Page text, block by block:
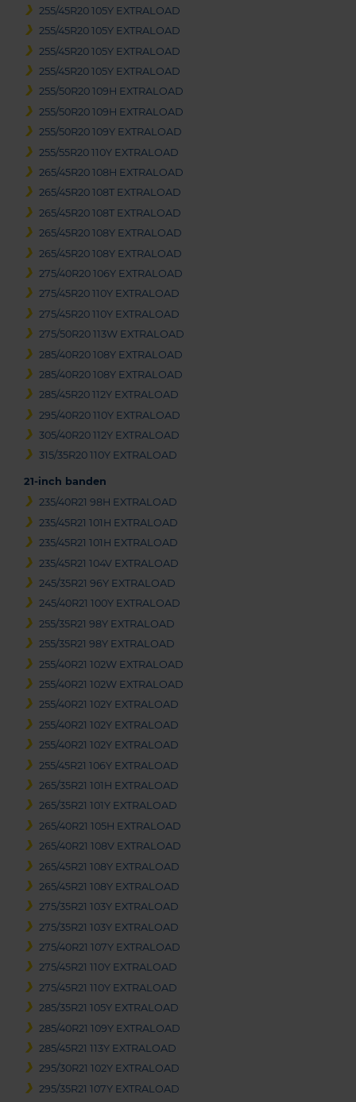
255/45R20 105Y EXTRALOAD
255/45R20 105Y EXTRALOAD
255/45R20 105Y EXTRALOAD
255/45R20 105Y EXTRALOAD
255/50R20 109H EXTRALOAD
255/50R20 109H EXTRALOAD
255/50R20 109Y EXTRALOAD
255/55R20 110Y EXTRALOAD
265/45R20 108H EXTRALOAD
265/45R20 108T EXTRALOAD
265/45R20 108T EXTRALOAD
265/45R20 108Y EXTRALOAD
265/45R20 108Y EXTRALOAD
275/40R20 106Y EXTRALOAD
275/45R20 110Y EXTRALOAD
275/45R20 110Y EXTRALOAD
275/50R20 113W EXTRALOAD
285/40R20 108Y EXTRALOAD
285/40R20 108Y EXTRALOAD
285/45R20 112Y EXTRALOAD
295/40R20 110Y EXTRALOAD
305/40R20 112Y EXTRALOAD
315/35R20 110Y EXTRALOAD
21-inch banden
235/40R21 98H EXTRALOAD
235/45R21 101H EXTRALOAD
235/45R21 101H EXTRALOAD
235/45R21 104V EXTRALOAD
245/35R21 96Y EXTRALOAD
245/40R21 100Y EXTRALOAD
255/35R21 98Y EXTRALOAD
255/35R21 98Y EXTRALOAD
255/40R21 102W EXTRALOAD
255/40R21 102W EXTRALOAD
255/40R21 102Y EXTRALOAD
255/40R21 102Y EXTRALOAD
255/40R21 102Y EXTRALOAD
255/45R21 106Y EXTRALOAD
265/35R21 101H EXTRALOAD
265/35R21 101Y EXTRALOAD
265/40R21 105H EXTRALOAD
265/40R21 108V EXTRALOAD
265/45R21 108Y EXTRALOAD
265/45R21 108Y EXTRALOAD
275/35R21 103Y EXTRALOAD
275/35R21 103Y EXTRALOAD
275/40R21 107Y EXTRALOAD
275/45R21 110Y EXTRALOAD
275/45R21 110Y EXTRALOAD
285/35R21 105Y EXTRALOAD
285/40R21 109Y EXTRALOAD
285/45R21 113Y EXTRALOAD
295/30R21 102Y EXTRALOAD
295/35R21 107Y EXTRALOAD